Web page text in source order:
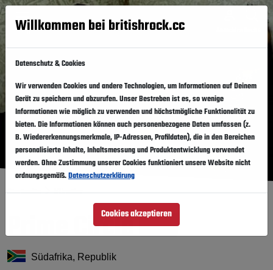
Menü
Startseite Künstler
Prime Circle Folgen
Südafrika, Republik
Willkommen bei britishrock.cc
Datenschutz & Cookies
Wir verwenden Cookies und andere Technologien, um Informationen auf Deinem
Gerät zu speichern und abzurufen. Unser Bestreben ist es, so wenige
Informationen wie möglich zu verwenden und höchstmögliche Funktionalität zu
bieten. Die Informationen können auch personenbezogene Daten umfassen (z.
B. Wiedererkennungsmerkmale, IP-Adressen, Profildaten), die in den Bereichen
personalisierte Inhalte, Inhaltsmessung und Produktentwicklung verwendet
werden. Ohne Zustimmung unserer Cookies funktioniert unsere Website nicht
ordnungsgemäß.Datenschutzerklärung
Cookies akzeptieren